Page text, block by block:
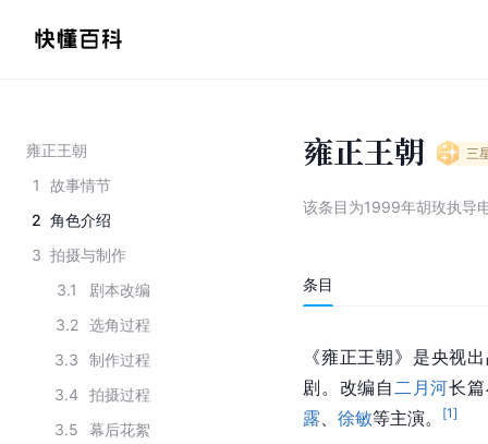
雍正王朝
1
故事情节
2 角色介绍
3 拍摄与制作
3.1
剧本改编
3.2
选角过程
3.3
制作过程
3.4
拍摄过程
3.5
幕后花絮
雍正王朝 三
该条目为1999年胡玫执导
条目
《雍正王朝》是央视
剧。改编自 二月河长
露
徐敏等主演。 [1]